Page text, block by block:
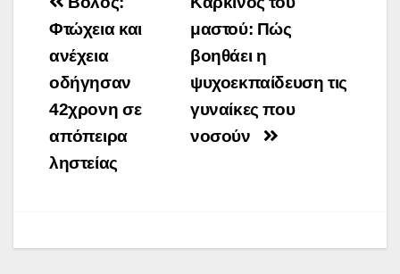
navigationμαστού: Πώς
βοηθάει η
ψυχοεκπαίδευση τις
γυναίκες που
νοσούν
Φτώχεια και
ανέχεια
οδήγησαν
42χρονη σε
απόπειρα
ληστείας